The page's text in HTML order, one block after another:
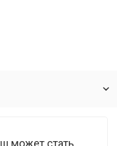
может стать